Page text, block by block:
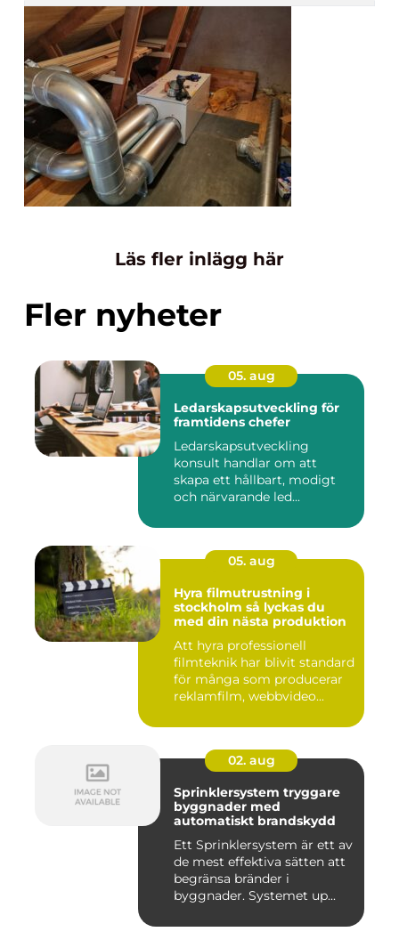
Läs fler inlägg här
Fler nyheter
05. aug
Ledarskapsutveckling för
framtidens chefer
Ledarskapsutveckling
konsult handlar om att
skapa ett hållbart, modigt
och närvarande led...
05. aug
Hyra filmutrustning i
stockholm så lyckas du
med din nästa produktion
Att hyra professionell
filmteknik har blivit standard
för många som producerar
reklamfilm, webbvideo...
02. aug
Sprinklersystem tryggare
byggnader med
automatiskt brandskydd
Ett Sprinklersystem är ett av
de mest effektiva sätten att
begränsa bränder i
byggnader. Systemet up...